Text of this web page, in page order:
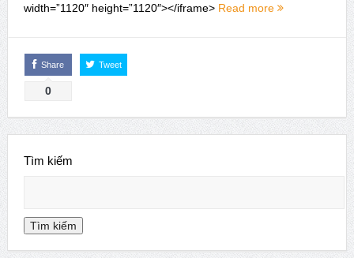
width=”1120″ height=”1120″></iframe> Read more
Share
0
Tweet
Tìm kiếm
Tìm kiếm